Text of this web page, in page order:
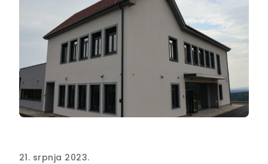
21. srpnja 2023.